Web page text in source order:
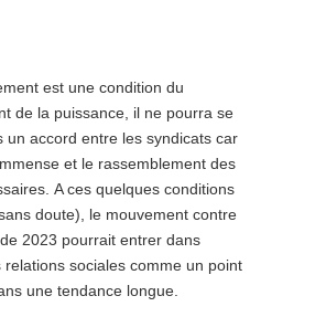
est une condition du
de la puissance, il ne pourra se
un accord entre les syndicats car
et le rassemblement des
A ces quelques conditions
doute), le mouvement contre
2023 pourrait entrer dans
relations sociales comme un point
une tendance longue.